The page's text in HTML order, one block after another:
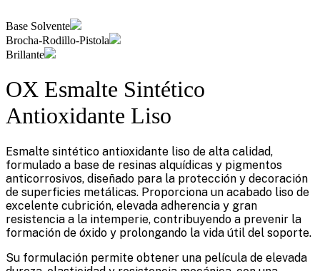
Base Solvente
Brocha-Rodillo-Pistola
Brillante
OX Esmalte Sintético
Antioxidante Liso
Esmalte sintético antioxidante liso de alta calidad,
formulado a base de resinas alquídicas y pigmentos
anticorrosivos, diseñado para la protección y decoración
de superficies metálicas. Proporciona un acabado liso de
excelente cubrición, elevada adherencia y gran
resistencia a la intemperie, contribuyendo a prevenir la
formación de óxido y prolongando la vida útil del soporte.
Su formulación permite obtener una película de elevada